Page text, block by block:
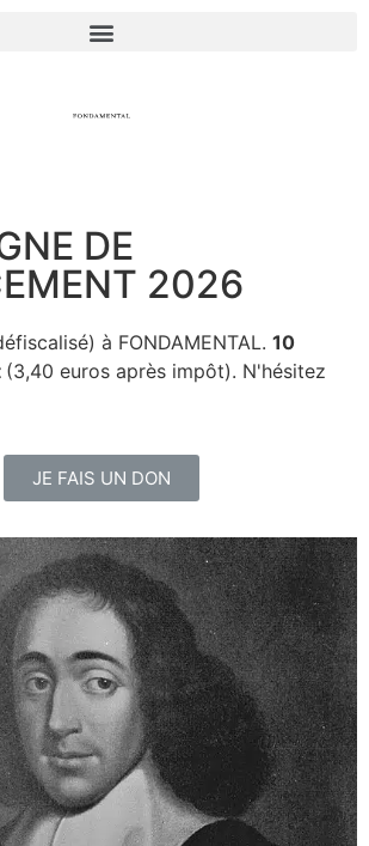
DE
2026
à FONDAMENTAL. 10
(3,40 euros après impôt). N'hésitez
JE FAIS UN DON